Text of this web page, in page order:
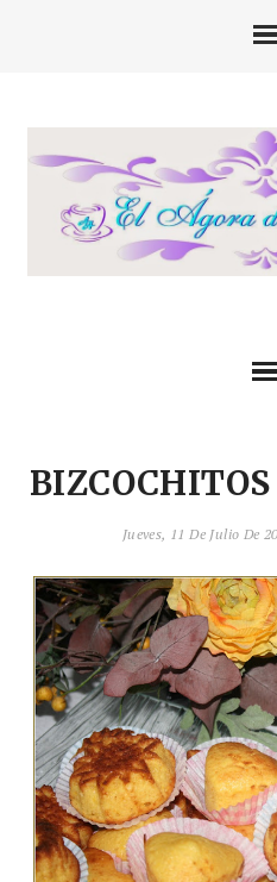
Jueves, 11 De Julio De